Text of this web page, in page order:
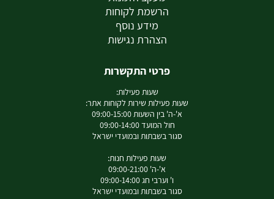
הרשמת לקוחות
מידע נוסף
הצהרת נגישות
פרטי התקשרות
שעות פעילות:
שעות פעילות שירות לקוחות אתר:
א'-ה' בין השעות 09:00-15:00
חול המועד 09:00-14:00
סגור בשבתות ובמועדי ישראל
שעות פעילות חנות:
א'-ה' 09:00-21:00
ו' וערבי חג 09:00-14:00
סגור בשבתות ובמועדי ישראל